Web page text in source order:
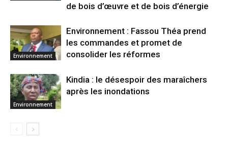
de bois d’œuvre et de bois d’énergie
Environnement
Environnement : Fassou Théa prend
les commandes et promet de
consolider les réformes
Environnement
Kindia : le désespoir des maraîchers
après les inondations